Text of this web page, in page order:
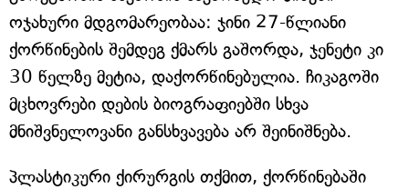
ოჯახური მდგომარეობაა: ჯინი 27-წლიანი
ქორწინების შემდეგ ქმარს გაშორდა, ჯენეტი კი
30 წელზე მეტია, დაქორწინებულია. ჩიკაგოში
მცხოვრები დების ბიოგრაფიებში სხვა
მნიშვნელოვანი განსხვავება არ შეინიშნება.
პლასტიკური ქირურგის თქმით, ქორწინებაში